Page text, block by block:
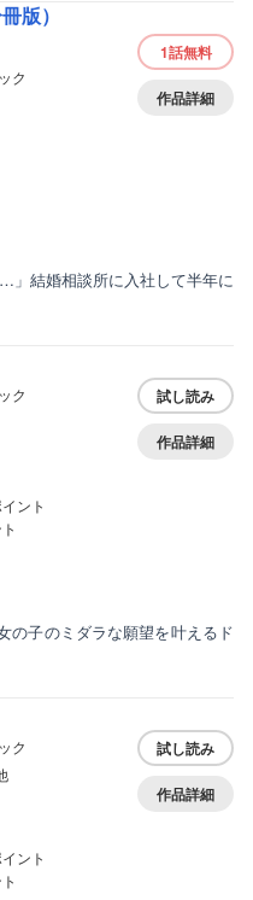
版）
ク
1話無料
作品詳細
」結婚相談所に入社して半年に
ク
ント
試し読み
作品詳細
の子のミダラな願望を叶えるド
ク
ント
試し読み
作品詳細